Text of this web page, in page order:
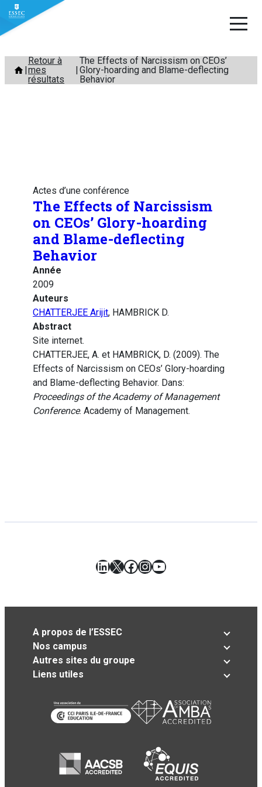
Aller
contenu
Retour à
mes
résultats
The Effects of Narcissism on CEOs’
Glory-hoarding and Blame-deflecting
Behavior
Actes d’une conférence
The Effects of Narcissism
on CEOs’ Glory-hoarding
and Blame-deflecting
Behavior
Année
2009
Auteurs
CHATTERJEE Arijit, HAMBRICK D.
Abstract
Site internet.
CHATTERJEE, A. et HAMBRICK, D. (2009). The
Effects of Narcissism on CEOs’ Glory-hoarding
and Blame-deflecting Behavior. Dans:
Proceedings of the Academy of Management
Conference. Academy of Management.
LinkedIn
X Facebook
Instagram
YouTube
A propos de l’ESSEC
Nos campus
Autres sites du groupe
Liens utiles